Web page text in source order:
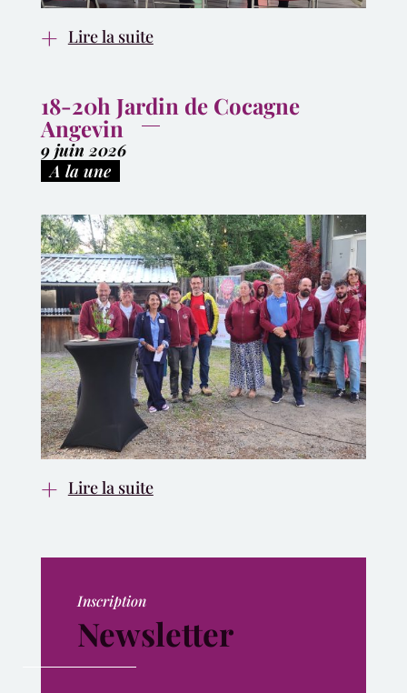
Lire la suite
18-20h Jardin de Cocagne
Angevin
9 juin 2026
|A la une
Lire la suite
Inscription
Newsletter